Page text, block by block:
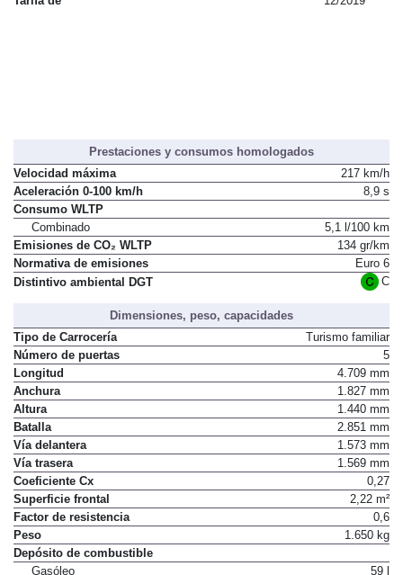
Prestaciones y consumos homologados
Velocidad máxima
217 km/h
Aceleración 0-100 km/h
Consumo WLTP
Combinado
5,1 l/100 km
Emisiones de CO₂ WLTP
134 gr/km
Normativa de emisiones
Euro 6
Dimensiones, peso, capacidades
Tipo de Carrocería
Turismo familiar
Número de puertas
5
Longitud
4.709 mm
Anchura
1.827 mm
Altura
1.440 mm
Batalla
2.851 mm
Vía delantera
1.573 mm
Vía trasera
1.569 mm
Coeficiente Cx
0,27
Superficie frontal
2,22 m²
Factor de resistencia
0,6
Peso
Depósito de combustible